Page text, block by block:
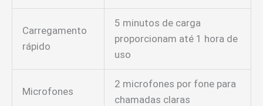
Carregamento
rápido
5 minutos de carga
proporcionam até 1 hora de
uso
Microfones
2 microfones por fone para
chamadas claras